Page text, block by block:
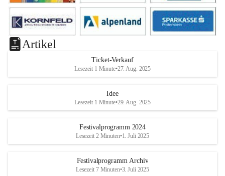
Artikel
Ticket-Verkauf
Lesezeit 1 Minute•27. Aug. 2025
Idee
Lesezeit 1 Minute•29. Aug. 2025
Festivalprogramm 2024
Lesezeit 2 Minuten•1. Juli 2025
Festivalprogramm Archiv
Lesezeit 7 Minuten•3. Juli 2025